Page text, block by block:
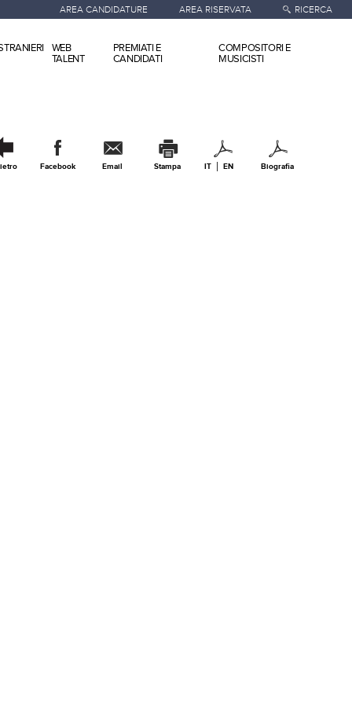
AREA CANDIDATURE AREA RISERVATA RICERCA
WEB
TALENT
PREMIATI E
CANDIDATI
COMPOSITORI E
MUSICISTI
Facebook Email Stampa IT EN Biografia